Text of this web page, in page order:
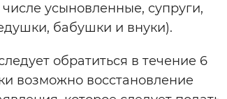
Повторить
усыновленные, супруги,
бабушки и внуки).
обратиться в течение 6
возможно восстановление